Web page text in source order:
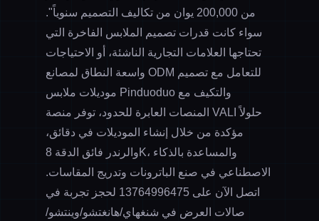
من 200,000 يوان من تكاليف التصميم سنوياً".
سواء كانت قدرات تصميم الملابس الفاخرة التي
تحتاجها العلامات التجارية الناشئة، أو الاحتياجات
واسعة النطاق لمصانع ODM للتعامل مع تصميم
موديلات ملابس Pinduoduo والتكيف مع
المنصات العابرة للحدود، توفر منصة VALI حلولاً
مؤكدة من خلال إنشاء الموديلات في دقائق،
والرندر فائق الدقة 8K، والمساعدة بالذكاء
الاصطناعي في صنع الباترونات وتدريج المقاسات.
اتصل الآن على 13764996475 لحجز تجربة في
صالات العرض في شنغهاي/هانغتشو/وينتشو/